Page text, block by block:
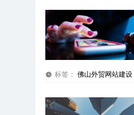
标签： 佛山外贸网站建设